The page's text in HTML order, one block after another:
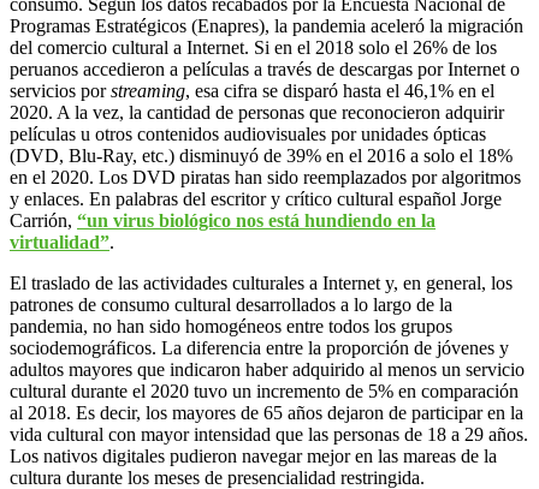
Programas Estratégicos (Enapres), la pandemia aceleró la migración
del comercio cultural a Internet. Si en el 2018 solo el 26% de los
peruanos accedieron a películas a través de descargas por Internet o
servicios porstreaming, esa cifra se disparó hasta el 46,1% en el
2020. A la vez, la cantidad de personas que reconocieron adquirir
películas u otros contenidos audiovisuales por unidades ópticas
(DVD, Blu-Ray, etc.) disminuyó de 39% en el 2016 a solo el 18%
en el 2020. Los DVD piratas han sido reemplazados por algoritmos
y enlaces. En palabras del escritor y crítico cultural español Jorge
Carrión, “un virus biológico nos está hundiendo en la
virtualidad”.
El traslado de las actividades culturales a Internet y, en general, los
patrones de consumo cultural desarrollados a lo largo de la
pandemia, no han sido homogéneos entre todos los grupos
sociodemográficos. La diferencia entre la proporción de jóvenes y
adultos mayores que indicaron haber adquirido al menos un servicio
cultural durante el 2020 tuvo un incremento de 5% en comparación
al 2018. Es decir, los mayores de 65 años dejaron de participar en la
vida cultural con mayor intensidad que las personas de 18 a 29 años.
Los nativos digitales pudieron navegar mejor en las mareas de la
cultura durante los meses de presencialidad restringida.